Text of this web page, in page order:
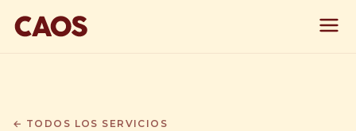
← TODOS LOS SERVICIOS